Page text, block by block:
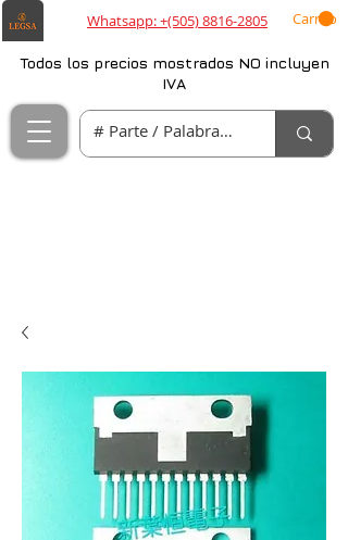
Whatsapp: +(505) 8816-2805 Carrito
Todos los precios mostrados NO incluyen
IVA